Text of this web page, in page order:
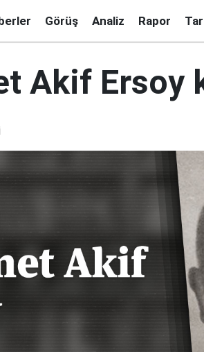
Görüş Analiz Rapor
Akif Ersoy